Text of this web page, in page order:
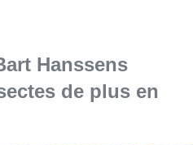
Hanssens
de plus en